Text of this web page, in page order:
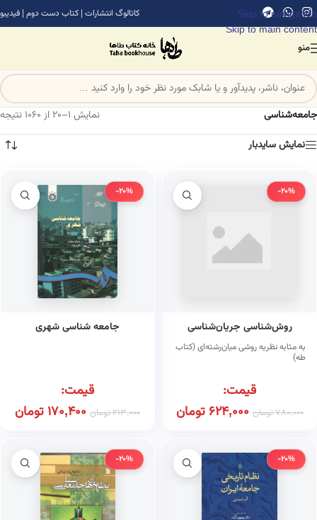
Skip to navigation
Skip to main content
کاتالوگ انتشارات | کتاب دست دوم | فیدیبو
منو
جامعه‌شناسی
نمایش 1–20 از 1060 نتیجه
نمایش سایدبار
-20%
روش‌شناسی جریان‌شناسی
به مثابه نظریه روشی میان‌رشته‌ای (کتاب
طه)
قیمت:
780,000تومان 624,000 تومان
-20%
جامعه شناسی شهری
قیمت:
213,000تومان 170,400تومان
-20%
-20%